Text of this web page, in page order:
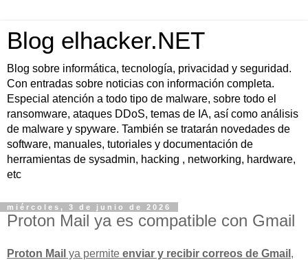
Blog elhacker.NET
Blog sobre informática, tecnología, privacidad y seguridad.
Con entradas sobre noticias con información completa.
Especial atención a todo tipo de malware, sobre todo el
ransomware, ataques DDoS, temas de IA, así como análisis
de malware y spyware. También se tratarán novedades de
software, manuales, tutoriales y documentación de
herramientas de sysadmin, hacking , networking, hardware,
etc
miércoles, 3 de junio de 2026
Proton Mail ya es compatible con Gmail
Proton Mail ya permite enviar y recibir correos de Gmail ,